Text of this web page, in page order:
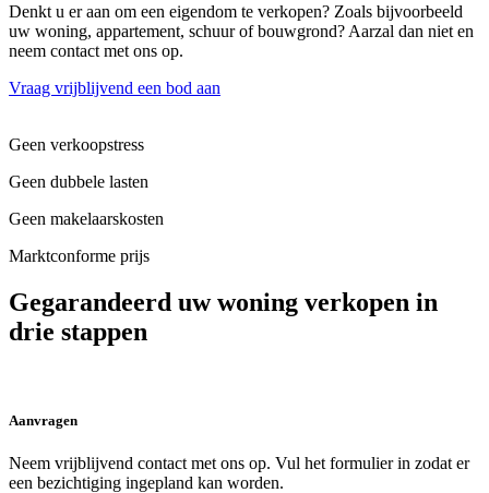
Denkt u er aan om een eigendom te verkopen? Zoals bijvoorbeeld
uw woning, appartement, schuur of bouwgrond? Aarzal dan niet en
neem contact met ons op.
Vraag vrijblijvend een bod aan
Geen verkoopstress
Geen dubbele lasten
Geen makelaarskosten
Marktconforme prijs
Gegarandeerd uw woning verkopen in
drie stappen
Aanvragen
Neem vrijblijvend contact met ons op. Vul het formulier in zodat er
een bezichtiging ingepland kan worden.